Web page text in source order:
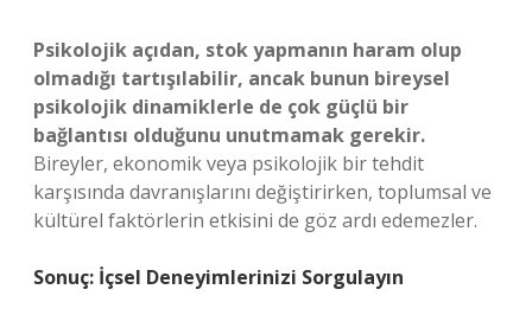
Psikolojik açıdan, stok yapmanın haram olup
olmadığı tartışılabilir, ancak bunun bireysel
psikolojik dinamiklerle de çok güçlü bir
bağlantısı olduğunu unutmamak gerekir.
Bireyler, ekonomik veya psikolojik bir tehdit
karşısında davranışlarını değiştirirken, toplumsal ve
kültürel faktörlerin etkisini de göz ardı edemezler.
Sonuç: İçsel Deneyimlerinizi Sorgulayın